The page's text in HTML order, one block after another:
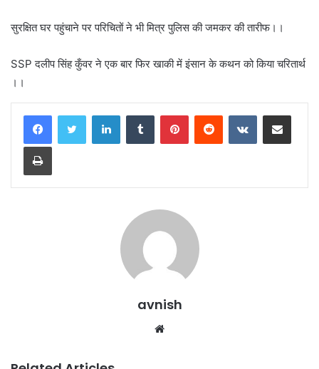
सुरक्षित घर पहुंचाने पर परिचितों ने भी मित्र पुलिस की जमकर की तारीफ।।
SSP दलीप सिंह कुँवर ने एक बार फिर खाकी में इंसान के कथन को किया चरितार्थ
।।
LinkedInTumblr PinterestReddit VKontakteShare via Email
Print
avnish